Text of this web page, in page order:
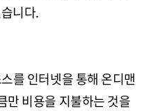
니다.
를 인터넷을 통해 온디맨
만 비용을 지불하는 것을